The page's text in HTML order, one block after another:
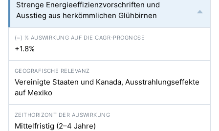
Strenge Energieeffizienzvorschriften und
Ausstieg aus herkömmlichen Glühbirnen
+1.8%
Vereinigte Staaten und Kanada, Ausstrahlungseffekte
auf Mexiko
Mittelfristig (2–4 Jahre)